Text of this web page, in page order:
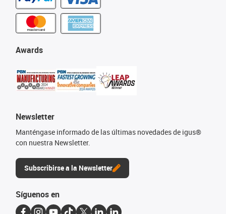
Awards
Newsletter
Manténgase informado de las últimas novedades de igus®
con nuestra Newsletter.
Subscribirse a la Newsletter
Síguenos en